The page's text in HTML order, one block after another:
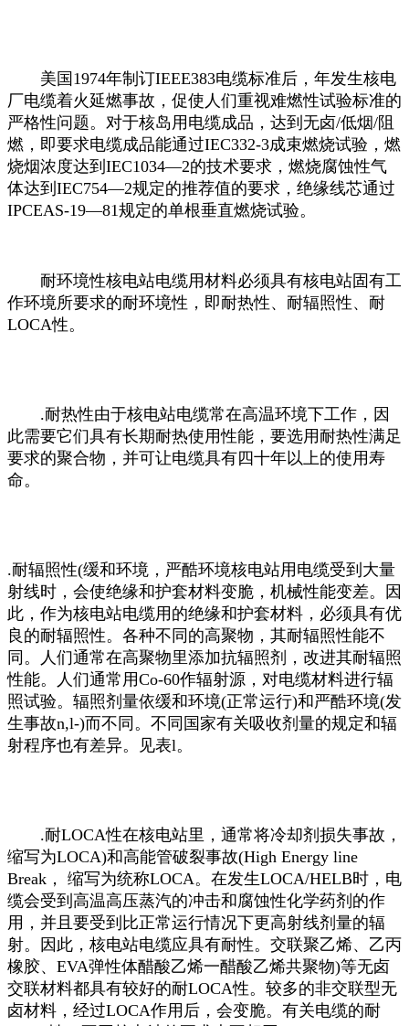
美国1974年制订IEEE383电缆标准后，年发生核电
厂电缆着火延燃事故，促使人们重视难燃性试验标准的
严格性问题。对于核岛用电缆成品，达到无卤/低烟/阻
燃，即要求电缆成品能通过IEC332-3成束燃烧试验，燃
烧烟浓度达到IEC1034—2的技术要求，燃烧腐蚀性气
体达到IEC754—2规定的推荐值的要求，绝缘线芯通过
IPCEAS-19—81规定的单根垂直燃烧试验。
耐环境性核电站电缆用材料必须具有核电站固有工
作环境所要求的耐环境性，即耐热性、耐辐照性、耐
LOCA性。
.耐热性由于核电站电缆常在高温环境下工作，因
此需要它们具有长期耐热使用性能，要选用耐热性满足
要求的聚合物，并可让电缆具有四十年以上的使用寿
命。
.耐辐照性(缓和环境，严酷环境核电站用电缆受到大量
射线时，会使绝缘和护套材料变脆，机械性能变差。因
此，作为核电站电缆用的绝缘和护套材料，必须具有优
良的耐辐照性。各种不同的高聚物，其耐辐照性能不
同。人们通常在高聚物里添加抗辐照剂，改进其耐辐照
性能。人们通常用Co-60作辐射源，对电缆材料进行辐
照试验。辐照剂量依缓和环境(正常运行)和严酷环境(发
生事故n,l-)而不同。不同国家有关吸收剂量的规定和辐
射程序也有差异。见表l。
.耐LOCA性在核电站里，通常将冷却剂损失事故，
缩写为LOCA)和高能管破裂事故(High Energy line
Break， 缩写为统称LOCA。在发生LOCA/HELB时，电
缆会受到高温高压蒸汽的冲击和腐蚀性化学药剂的作
用，并且要受到比正常运行情况下更高射线剂量的辐
射。因此，核电站电缆应具有耐性。交联聚乙烯、乙丙
橡胶、EVA弹性体醋酸乙烯一醋酸乙烯共聚物)等无卤
交联材料都具有较好的耐LOCA性。较多的非交联型无
卤材料，经过LOCA作用后，会变脆。有关电缆的耐